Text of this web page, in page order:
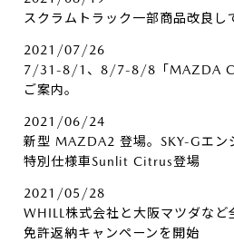
スクラムトラック一部商品改良し
2021/07/26
7/31-8/1、8/7-8/8「MAZDA
ご案内。
2021/06/24
新型 MAZDA2 登場。SKY-Gエン
特別仕様車Sunlit Citrus登場
2021/05/28
WHILL株式会社と大阪マツダな
免許返納キャンペーンを開始